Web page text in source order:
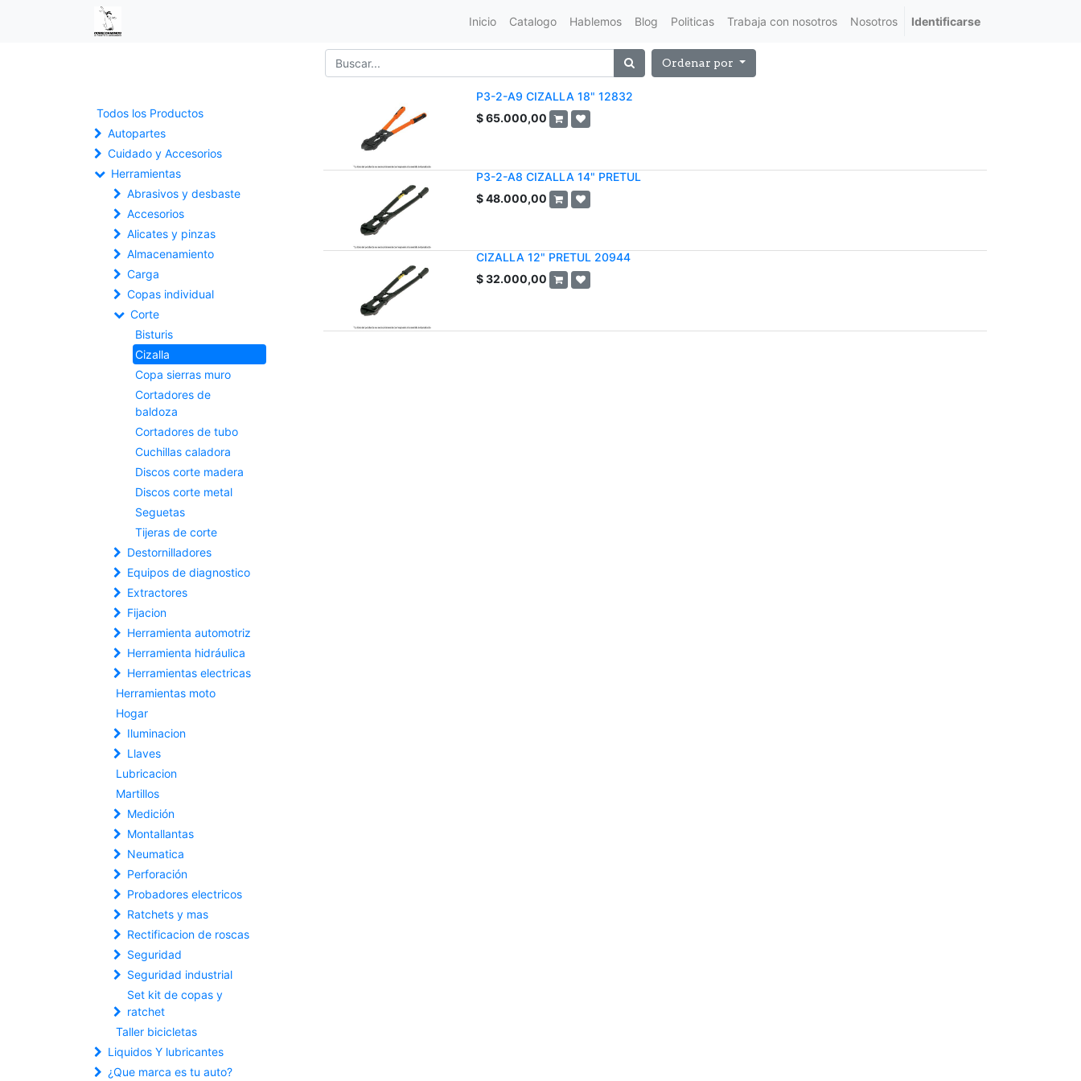
Inicio Catalogo Hablemos Blog Politicas Trabaja con nosotros Nosotros Identificarse
Ordenar por
Todos los Productos
Autopartes
Cuidado y Accesorios
Herramientas
Abrasivos y desbaste
Accesorios
Alicates y pinzas
Almacenamiento
Carga
Copas individual
Corte
Bisturis
Cizalla
Copa sierras muro
Cortadores de
baldoza
Cortadores de tubo
Cuchillas caladora
Discos corte madera
Discos corte metal
Seguetas
Tijeras de corte
Destornilladores
Equipos de diagnostico
Extractores
Fijacion
Herramienta automotriz
Herramienta hidráulica
Herramientas electricas
Herramientas moto
Hogar
Iluminacion
Llaves
Lubricacion
Martillos
Medición
Montallantas
Neumatica
Perforación
Probadores electricos
Ratchets y mas
Rectificacion de roscas
Seguridad
Seguridad industrial
Set kit de copas y
ratchet
Taller bicicletas
Liquidos Y lubricantes
¿Que marca es tu auto?
P3-2-A9 CIZALLA 18" 12832
$65.000,00
P3-2-A8 CIZALLA 14" PRETUL
$48.000,00
CIZALLA 12" PRETUL 20944
$32.000,00